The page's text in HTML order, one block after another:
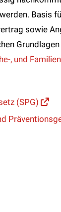
Basis
sowie
, und
(SPG)